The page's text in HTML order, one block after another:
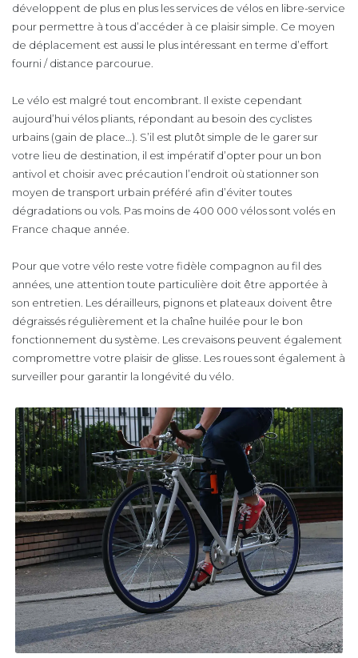
développent de plus en plus les services de vélos en libre-service
pour permettre à tous d’accéder à ce plaisir simple. Ce moyen
de déplacement est aussi le plus intéressant en terme d’effort
fourni / distance parcourue.
Le vélo est malgré tout encombrant. Il existe cependant
aujourd’hui vélos pliants, répondant au besoin des cyclistes
urbains (gain de place…). S’il est plutôt simple de le garer sur
votre lieu de destination, il est impératif d’opter pour un bon
antivol et choisir avec précaution l’endroit où stationner son
moyen de transport urbain préféré afin d’éviter toutes
dégradations ou vols. Pas moins de 400 000 vélos sont volés en
France chaque année.
Pour que votre vélo reste votre fidèle compagnon au fil des
années, une attention toute particulière doit être apportée à
son entretien. Les dérailleurs, pignons et plateaux doivent être
dégraissés régulièrement et la chaîne huilée pour le bon
fonctionnement du système. Les crevaisons peuvent également
compromettre votre plaisir de glisse. Les roues sont également à
surveiller pour garantir la longévité du vélo.